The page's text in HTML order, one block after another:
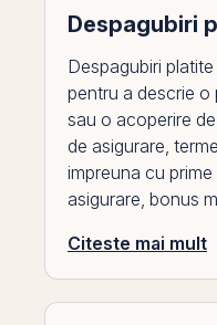
Despagubiri
Despagubiri
pentru a descrie
sau o acoperire
de asigurare,
impreuna cu
asigurare, bonus
Citeste mai mult